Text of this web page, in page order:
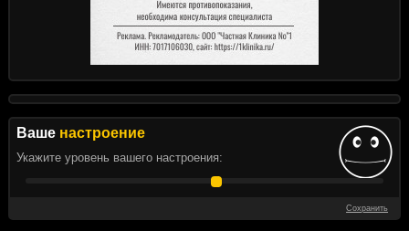
Ваше настроение
Укажите уровень вашего настроения:
Сохранить